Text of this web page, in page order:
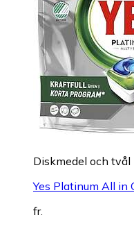
Diskmedel och tvål
Yes Platinum All in
fr.